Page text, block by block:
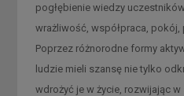
pogłębienie wiedzy
wrażliwość, współpraca, pokój,
Poprzez różnorodne formy
ludzie mieli szansę nie tylko
wdrożyć je w życie, rozwijając